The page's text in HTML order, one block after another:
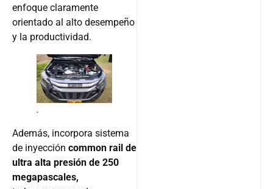
enfoque claramente
orientado al alto desempeño
y la productividad.
.
Además, incorpora sistema
de inyección common rail de
ultra alta presión de 250
megapascales,